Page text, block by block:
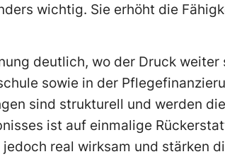
wichtig. Sie erhöht die
deutlich, wo der Druck weiter
sowie in der
sind strukturell und werden
ist auf einmalige
real wirksam und stärken